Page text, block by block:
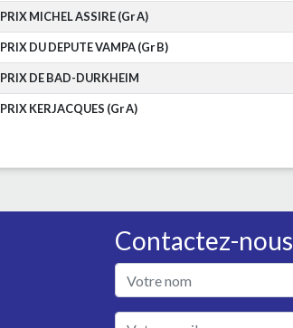
PRIX MICHEL ASSIRE (Gr A)
PRIX DU DEPUTE VAMPA (Gr B)
PRIX DE BAD-DURKHEIM
PRIX KERJACQUES (Gr A)
Contactez-nous